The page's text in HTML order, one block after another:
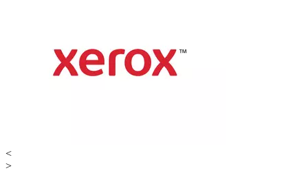
<
>